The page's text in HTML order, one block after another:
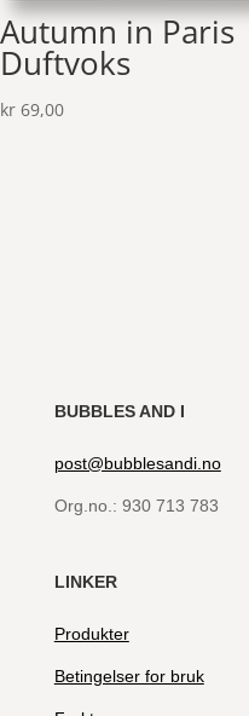
Autumn in Paris
Duftvoks
kr 69,00
BUBBLES AND I
post@bubblesandi.no
Org.no.: 930 713 783
LINKER
Produkter
Betingelser for bruk